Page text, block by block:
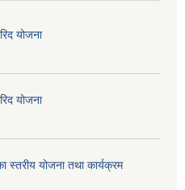
योजना
योजना
स्तरीय योजना तथा कार्यक्रम